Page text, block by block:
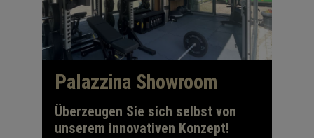
Palazzina Showroom
Überzeugen Sie sich selbst von
unserem innovativen Konzept!